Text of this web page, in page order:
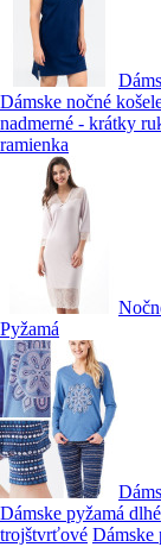
Dámske nočné
nadmerné - krátky
ramienka
Pyžamá
Dámske pyžamá dlhé
trojštvrťové Dámske